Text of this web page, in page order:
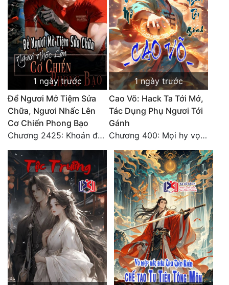
1 ngày trước
Để Ngươi Mở Tiệm Sửa
Chữa, Ngươi Nhấc Lên
Cơ Chiến Phong Bạo
Chương 2425: Khoản đầu tư của Tượng Chủ!! Nỗi nghi hoặc của Tô Bạch!
1 ngày trước
Cao Võ: Hack Ta Tới Mở,
Tác Dụng Phụ Ngươi Tới
Gánh
Chương 400: Mọi hy vọng đặt trên Tô Mặc!